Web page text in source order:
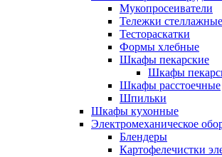
Мукопросеиватели
Тележки стеллажные
Тестораскатки
Формы хлебные
Шкафы пекарские
Шкафы
Шкафы расстоечные
Шпильки
Шкафы кухонные
Электромеханическое
Блендеры
Картофелечистки